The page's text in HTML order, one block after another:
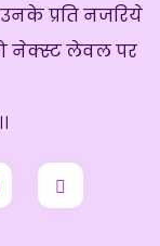
प्रति नजरिये
नेक्स्ट लेवल पर